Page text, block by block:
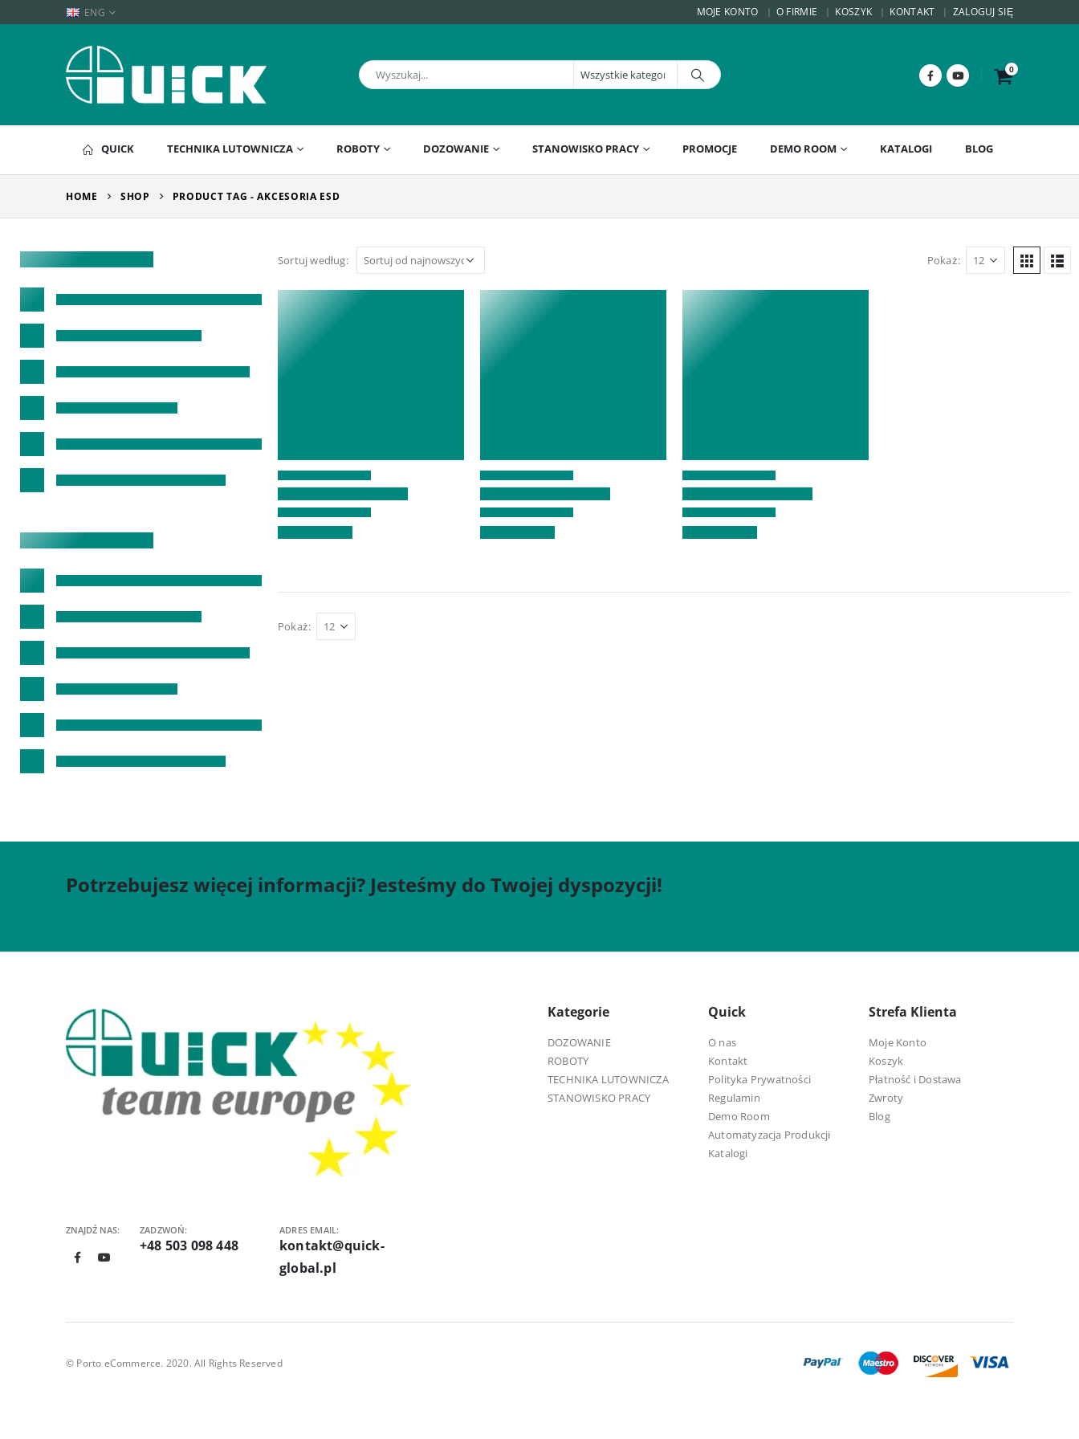
ENG MOJE KONTO O FIRMIE KOSZYK KONTAKT ZALOGUJ SIĘ
0
QUICK TECHNIKA LUTOWNICZA ROBOTY DOZOWANIE STANOWISKO PRACY PROMOCJE DEMO ROOM KATALOGI BLOG
HOME SHOP PRODUCT TAG -AKCESORIA ESD
Sortuj według: Pokaż:
Pokaż:
Potrzebujesz więcej informacji? Jesteśmy do Twojej dyspozycji!
ZNAJDŹ NAS: ZADZWOŃ:
+48 503 098 448
ADRES EMAIL:
kontakt@quick-
global.pl
Kategorie
DOZOWANIE
ROBOTY
TECHNIKA LUTOWNICZA
STANOWISKO PRACY
Quick
O nas
Kontakt
Polityka Prywatności
Regulamin
Demo Room
Automatyzacja Produkcji
Katalogi
Strefa Klienta
Moje Konto
Koszyk
Płatność i Dostawa
Zwroty
Blog
© Porto eCommerce. 2020. All Rights Reserved